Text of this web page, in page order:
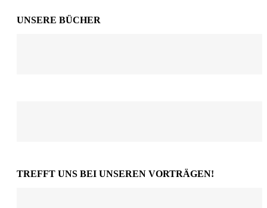
UNSERE BÜCHER
TREFFT UNS BEI UNSEREN VORTRÄGEN!